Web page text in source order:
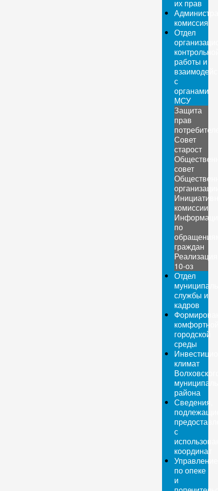
их прав
комиссия
Отдел
работы и
с
органами
МСУ
Защита
прав
Совет
старост
совет
комиссии
по
граждан
Реализация
10-оз
Отдел
службы и
кадров
городской
среды
климат
района
Сведения,
с
координат
Управление
по опеке
и